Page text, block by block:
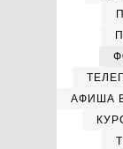
АФИША